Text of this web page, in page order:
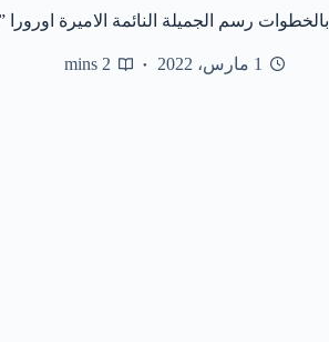
بالخطوات رسم الجميلة النائمة الاميرة
1 مارس، 2022 2 mins